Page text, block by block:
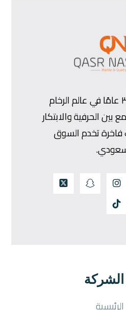
بخبرة أكثر من ٣٠ عامًا في عالم الرخام
بين الحرفية والابتكار
فاخرة تخدم السوق
الرئيسية